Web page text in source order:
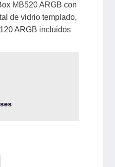
MB520 ARGB con
de vidrio templado,
ARGB incluidos